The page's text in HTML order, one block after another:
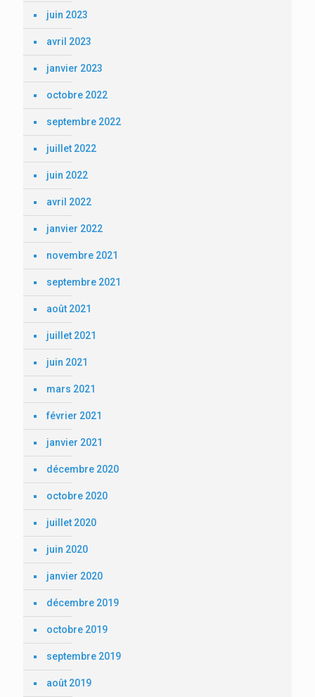
juin 2023
avril 2023
janvier 2023
octobre 2022
septembre 2022
juillet 2022
juin 2022
avril 2022
janvier 2022
novembre 2021
septembre 2021
août 2021
juillet 2021
juin 2021
mars 2021
février 2021
janvier 2021
décembre 2020
octobre 2020
juillet 2020
juin 2020
janvier 2020
décembre 2019
octobre 2019
septembre 2019
août 2019